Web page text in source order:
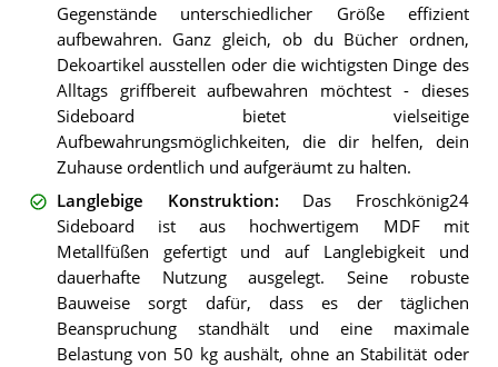
Gegenstände unterschiedlicher Größe effizient
aufbewahren. Ganz gleich, ob du Bücher ordnen,
Dekoartikel ausstellen oder die wichtigsten Dinge des
Alltags griffbereit aufbewahren möchtest - dieses
Sideboard bietet vielseitige
Aufbewahrungsmöglichkeiten, die dir helfen, dein
Zuhause ordentlich und aufgeräumt zu halten.
Langlebige Konstruktion: Das Froschkönig24
Sideboard ist aus hochwertigem MDF mit
Metallfüßen gefertigt und auf Langlebigkeit und
dauerhafte Nutzung ausgelegt. Seine robuste
Bauweise sorgt dafür, dass es der täglichen
Beanspruchung standhält und eine maximale
Belastung von 50 kg aushält, ohne an Stabilität oder